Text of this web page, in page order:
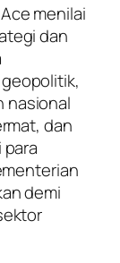
menilai
dan
nasional
dan
demi